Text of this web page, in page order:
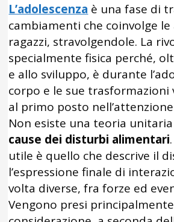
L’adolescenza è una fase di
cambiamenti che coinvolge
ragazzi, stravolgendole. La
specialmente fisica perché,
e allo sviluppo, è durante
corpo e le sue trasformazioni
al primo posto
Non esiste una teoria
cause dei disturbi alimentari
utile è quello che descrive il
l’espressione finale di
volta diverse, fra forze ed
Vengono presi